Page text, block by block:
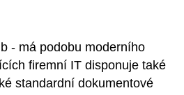
- má podobu moderního
firemní IT disponuje také
standardní dokumentové